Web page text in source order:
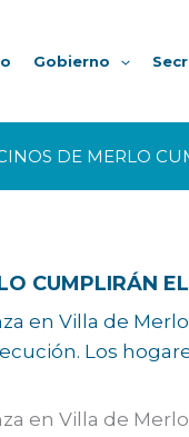
Gobierno
DE MERLO
CUMPLIRÁN
en Villa de
Los
en Villa de